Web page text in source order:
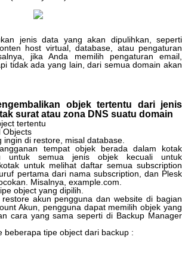
jenis data yang akan dipulihkan
seperti
host virtual, database atau pengaturan
jika Anda memilih pengaturan email
tidak ada yang lain dari semua domain akan
objek tertentu dari
jenis
surat atau zona DNS suatu domain
tertentu
Objects
ingin di restore misal database
tempat objek berada dalam
kotak
untuk semua jenis objek kecuali
untuk
kotak untuk melihat daftar semua subscription
pertama dari nama subscription dan Plesk
Misalnya example com
object yang dipilih
restore akun pengguna dan website di bagian
Akun pengguna dapat memilih objek yang
cara yang sama seperti di Backup Manager
beberapa tipe object dari backup :